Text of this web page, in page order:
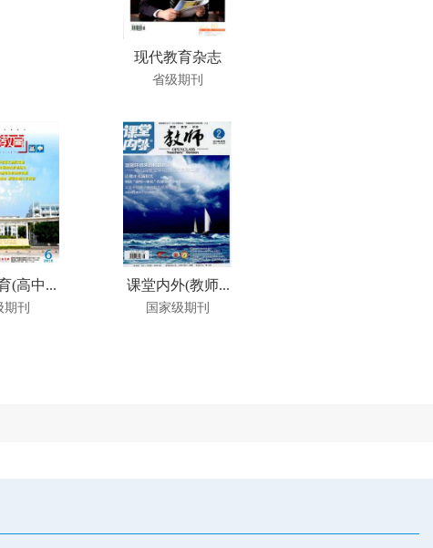
现代教育杂志
省级期刊
(高中...
期刊
课堂内外(教师...
国家级期刊